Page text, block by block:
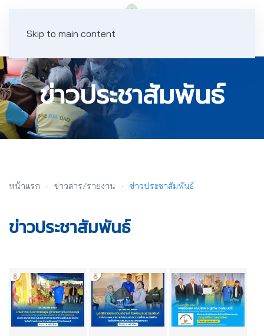
Skip to main content
ข่าวประชาสัมพันธ์
หน้าแรก ข่าวสาร/รายงาน ข่าวประชาสัมพันธ์
ข่าวประชาสัมพันธ์